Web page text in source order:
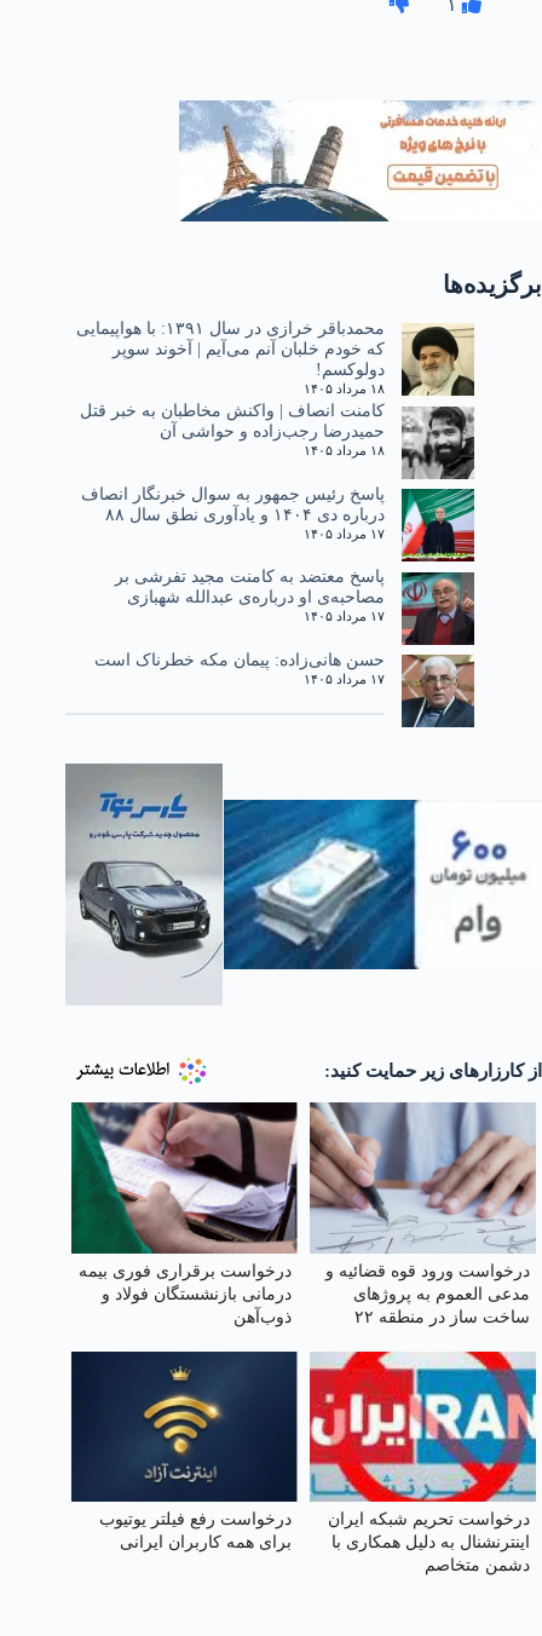
۱
برگزیده‌ها
محمدباقر خرازی در سال ۱۳۹۱: با هواپیمایی
که خودم خلبان آنم می‌آیم | آخوند سوپر
دولوکسم!
۱۸ مرداد ۱۴۰۵
کامنت انصاف | واکنش مخاطبان به خبر قتل
حمیدرضا رجب‌زاده و حواشی آن
۱۸ مرداد ۱۴۰۵
پاسخ رئیس جمهور به سوال خبرنگار انصاف
درباره دی ۱۴۰۴ و یادآوری نطق سال ۸۸
۱۷ مرداد ۱۴۰۵
پاسخ معتضد به کامنت مجید تفرشی بر
مصاحبه‌ی او درباره‌ی عبدالله شهبازی
۱۷ مرداد ۱۴۰۵
حسن هانی‌زاده: پیمان مکه خطرناک است
۱۷ مرداد ۱۴۰۵
از کارزارهای زیر حمایت کنید:
درخواست ورود قوه قضائیه و
مدعی العموم به پروژهای
ساخت ساز در منطقه ۲۲
درخواست برقراری فوری بیمه
درمانی بازنشستگان فولاد و
ذوب‌آهن
درخواست تحریم شبکه ایران
اینترنشنال به دلیل همکاری با
دشمن متخاصم
درخواست رفع فیلتر یوتیوب
برای همه کاربران ایرانی